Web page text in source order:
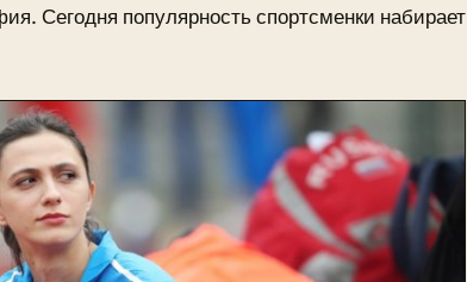
Сегодня популярность спортсменки набирает